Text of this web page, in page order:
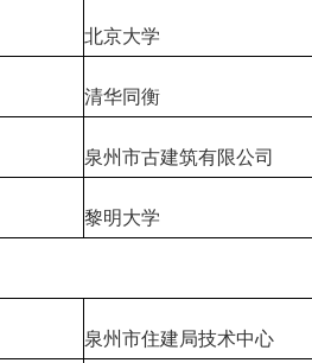
北京大学
清华同衡
泉州市古建筑有限公司
黎明大学
泉州市住建局技术中心